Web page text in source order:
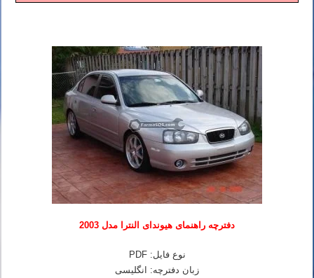
دفترچه راهنمای هیوندای النترا مدل 2003
نوع فایل: PDF
زبان دفترچه: انگلیسی